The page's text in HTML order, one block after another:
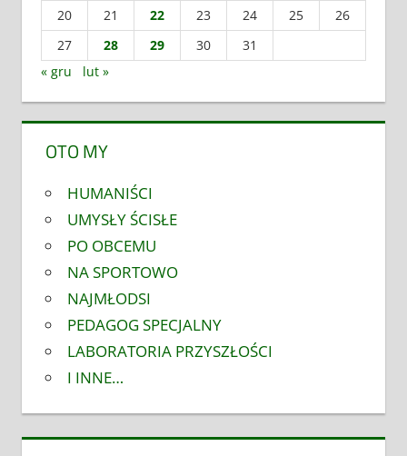
20
21 22 23 24 25
26
27
28 29 30
31
« gru
lut »
OTO MY
HUMANIŚCI
UMYSŁY ŚCISŁE
PO OBCEMU
NA SPORTOWO
NAJMŁODSI
PEDAGOG SPECJALNY
LABORATORIA PRZYSZŁOŚCI
I INNE…